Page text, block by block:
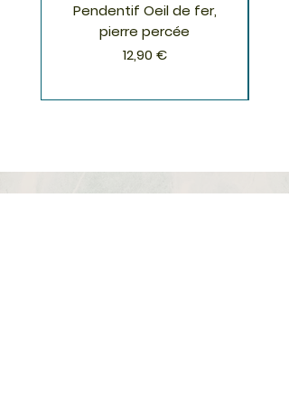
Pendentif Oeil de fer,
pierre percée
Prix
12,90 €
S'inscrire à la Newsletter